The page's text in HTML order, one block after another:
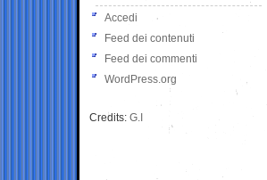
Accedi
Feed dei contenuti
Feed dei commenti
WordPress.org
Credits: G.I